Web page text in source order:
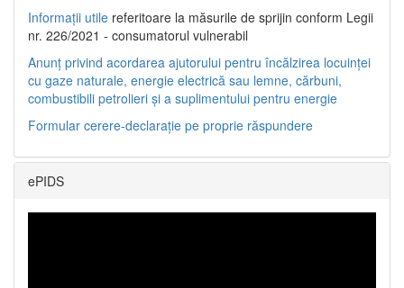
Informații utile referitoare la măsurile de sprijin conform Legii
nr. 226/2021 - consumatorul vulnerabil
Anunț privind acordarea ajutorului pentru încălzirea locuinței
cu gaze naturale, energie electrică sau lemne, cărbuni,
combustibili petrolieri și a suplimentului pentru energie
Formular cerere-declarație pe proprie răspundere
ePIDS